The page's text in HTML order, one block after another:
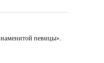
певицы».